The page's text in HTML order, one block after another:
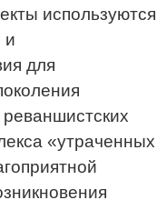
используются
и
для
«утраченных